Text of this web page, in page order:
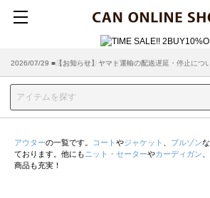
2026/07/29 ■【お知らせ】ヤマト運輸の配送遅延・停止につ
2026/03/18 ■店舗受け取りサービスのご案内
アウターの一覧です。 コート やジャケット ブルゾン
ております。他にも ニット・セーターやカーディガン
商品も充実！